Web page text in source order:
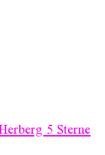
5 Sterne